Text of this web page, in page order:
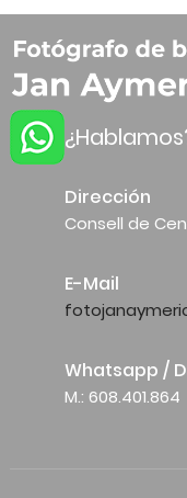
Dirección
Consell de
E-Mail
Whatsapp /
M.: 608.401.864